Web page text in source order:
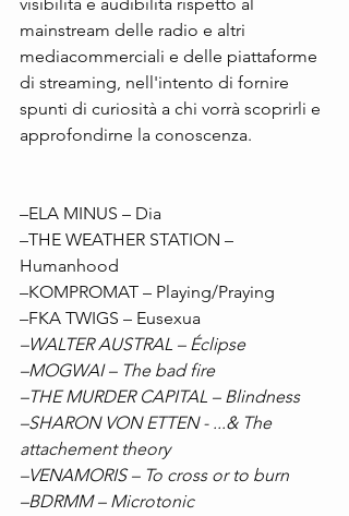
visibilità e audibilità rispetto al
mainstream delle radio e altri
mediacommerciali e delle piattaforme
di streaming, nell'intento di fornire
spunti di curiosità a chi vorrà scoprirli e
approfondirne la conoscenza.
–ELA MINUS – Dia
–THE WEATHER STATION –
Humanhood
–KOMPROMAT – Playing/Praying
–FKA TWIGS – Eusexua
–WALTER AUSTRAL – Éclipse
–MOGWAI – The bad fire
–THE MURDER CAPITAL – Blindness
–SHARON VON ETTEN - ...& The
attachement theory
–VENAMORIS – To cross or to burn
–BDRMM – Microtonic